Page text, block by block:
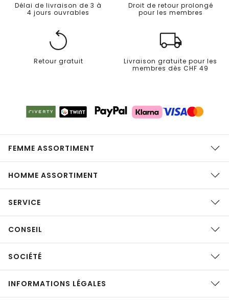
Délai de livraison de 3 à
4 jours ouvrables
Droit de retour prolongé
pour les membres
Retour gratuit
Livraison gratuite pour les
membres dès CHF 49
FEMME ASSORTIMENT
HOMME ASSORTIMENT
SERVICE
CONSEIL
SOCIÉTÉ
INFORMATIONS LÉGALES